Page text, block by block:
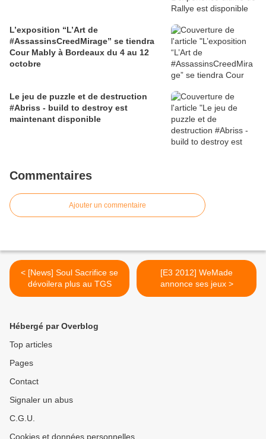
L’exposition “L’Art de
#AssassinsCreedMirage” se tiendra
Cour Mably à Bordeaux du 4 au 12
octobre
Le jeu de puzzle et de destruction
#Abriss - build to destroy est
maintenant disponible
Commentaires
Ajouter un commentaire
< [News] Soul Sacrifice se
dévoilera plus au TGS
[E3 2012] WeMade
annonce ses jeux >
Hébergé par Overblog
Top articles
Pages
Contact
Signaler un abus
C.G.U.
Cookies et données personnelles